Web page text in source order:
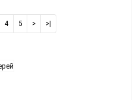
4 5 > >|